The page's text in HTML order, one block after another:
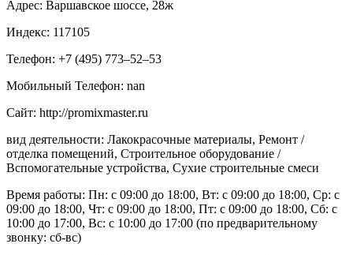
Адрес: Варшавское шоссе, 28ж
Индекс: 117105
Телефон: +7 (495) 773‒52‒53
Мобильный Телефон: nan
Сайт: http://promixmaster.ru
вид деятельности: Лакокрасочные материалы, Ремонт /
отделка помещений, Строительное оборудование /
Вспомогательные устройства, Сухие строительные смеси
Время работы: Пн: с 09:00 до 18:00, Вт: с 09:00 до 18:00, Ср: с
09:00 до 18:00, Чт: с 09:00 до 18:00, Пт: с 09:00 до 18:00, Сб: с
10:00 до 17:00, Вс: с 10:00 до 17:00 (по предварительному
звонку: сб-вс)